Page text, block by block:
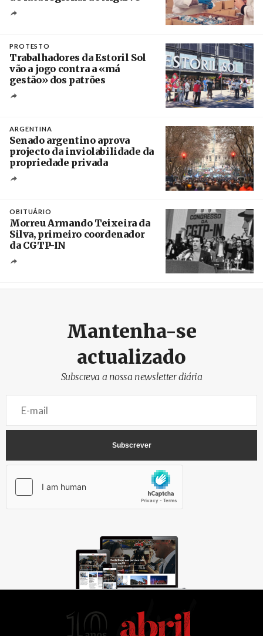
PROTESTO
Trabalhadores da Estoril Sol
vão a jogo contra a «má
gestão» dos patrões
ARGENTINA
Senado argentino aprova
projecto da inviolabilidade da
propriedade privada
OBITUÁRIO
Morreu Armando Teixeira da
Silva, primeiro coordenador
da CGTP-IN
Mantenha-se
actualizado
Subscreva a nossa newsletter diária